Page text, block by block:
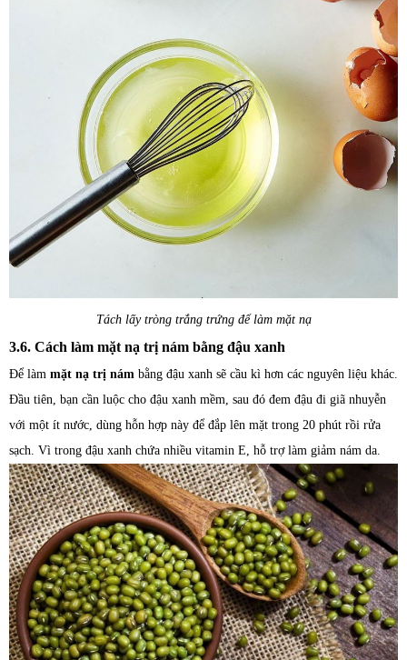
Tách lấy tròng trắng trứng để làm mặt nạ
3.6. Cách làm mặt nạ trị nám bằng đậu xanh
Để làm mặt nạ trị nám bằng đậu xanh sẽ cầu kì hơn các nguyên liệu khác.
Đầu tiên, bạn cần luộc cho đậu xanh mềm, sau đó đem đậu đi giã nhuyễn
với một ít nước, dùng hỗn hợp này để đắp lên mặt trong 20 phút rồi rửa
sạch. Vì trong đậu xanh chứa nhiều vitamin E, hỗ trợ làm giảm nám da.